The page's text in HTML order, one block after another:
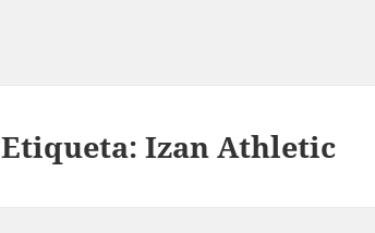
Etiqueta:Izan Athletic